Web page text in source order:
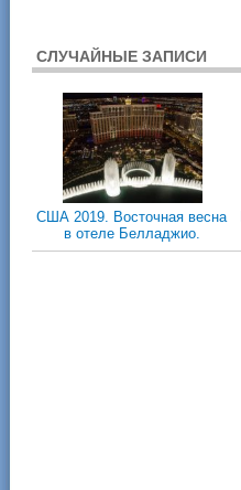
СЛУЧАЙНЫЕ ЗАПИСИ
CША 2019. Восточная весна
в отеле Белладжио.